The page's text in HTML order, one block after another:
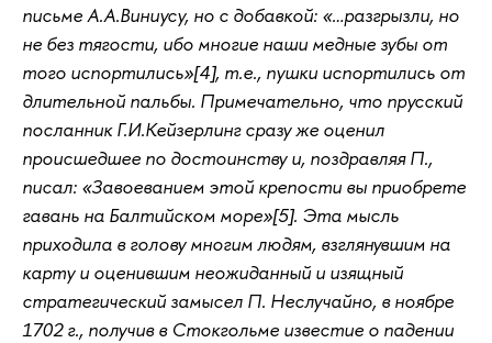
письме А.А.Виниусу, но с добавкой: «…разгрызли, но
не без тягости, ибо многие наши медные зубы от
того испортились»[4], т.е., пушки испортились от
длительной пальбы. Примечательно, что прусский
посланник Г.И.Кейзерлинг сразу же оценил
происшедшее по достоинству и, поздравляя П.,
писал: «Завоеванием этой крепости вы приобрете
гавань на Балтийском море»[5]. Эта мысль
приходила в голову многим людям, взглянувшим на
карту и оценившим неожиданный и изящный
стратегический замысел П. Неслучайно, в ноябре
1702 г., получив в Стокгольме известие о падении